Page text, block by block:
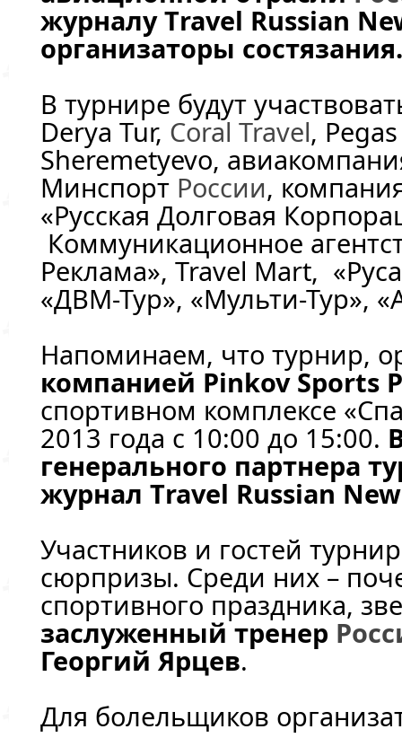
журналу Тravel Russian
организаторы состязания.
В турнире будут
Derya Tur, Coral Travel,
Sheremetyevo,
Минспорт России,
«Русская Долговая
Коммуникационное
Реклама», Travel Mart,
«ДВМ-Тур», «Мульти-Тур»,
Напоминаем, что турнир,
компанией Pinkov Sports
спортивном комплексе
2013 года с 10:00 до 15:00.
генерального партнера
журнал Тravel Russian
Участников и гостей
сюрпризы. Среди них –
спортивного праздника,
заслуженный тренер
Георгий Ярцев.
Для болельщиков